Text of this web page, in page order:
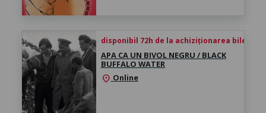
disponibil 72h de la achiziționarea biletului
APA CA UN BIVOL NEGRU / BLACK
BUFFALO WATER
location_on Online